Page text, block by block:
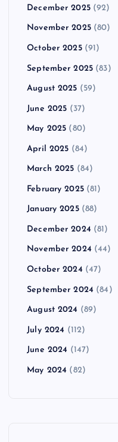
December 2025(92)
November 2025(80)
October 2025(91)
September 2025 (83)
August 2025 (59)
June 2025 (37)
May 2025 (80)
April 2025 (84)
March 2025 (84)
February 2025(81)
January 2025(88)
December 2024 (81)
November 2024 (44)
October 2024 (47)
September 2024 (84)
August 2024 (89)
July 2024 (112)
June 2024 (147)
May 2024 (82)